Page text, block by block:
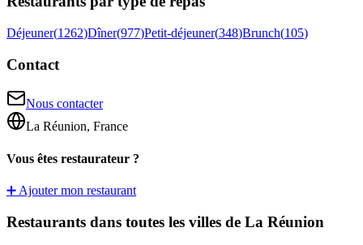
Déjeuner(1262)Dîner(977)Petit-déjeuner(348)Brunch(105)
Contact
Nous contacter
La Réunion, France
Vous êtes restaurateur ?
➕ Ajouter mon restaurant
Restaurants dans toutes les villes de La Réunion